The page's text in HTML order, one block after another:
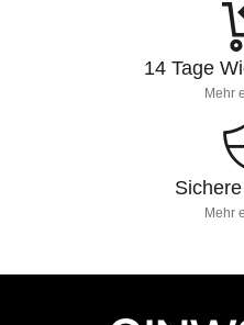
14 Tage
Mehr
Mehr